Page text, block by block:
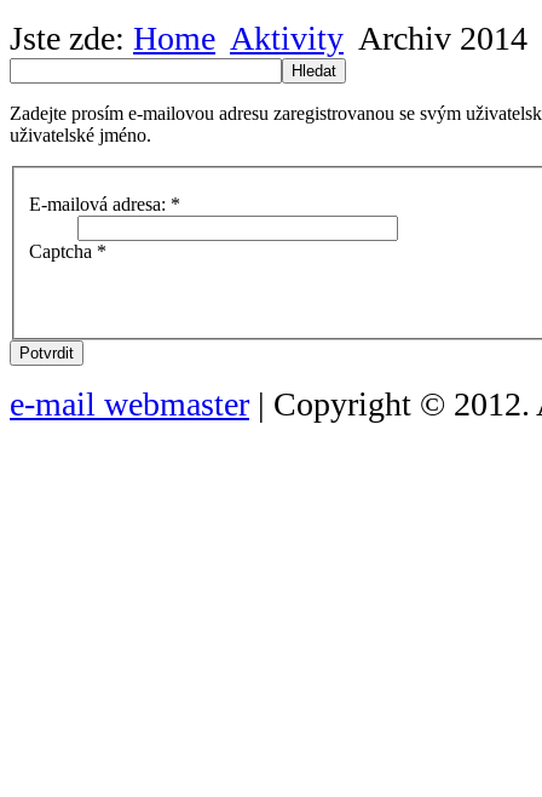
Jste zde: Home Aktivity Archiv 2014
Hledat
Zadejte prosím e-mailovou adresu zaregistrovanou se svým
uživatelské jméno.
E-mailová adresa: *
Captcha *
Potvrdit
e-mail webmaster | Copyright © 2012.